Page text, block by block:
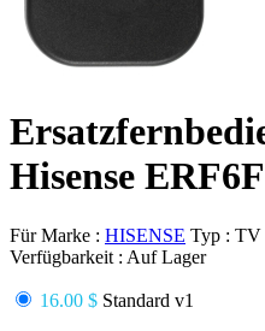
Hisense
Für Marke : HISENSE Typ : TV
Verfügbarkeit : Auf Lager
16.00 $ Standard v1